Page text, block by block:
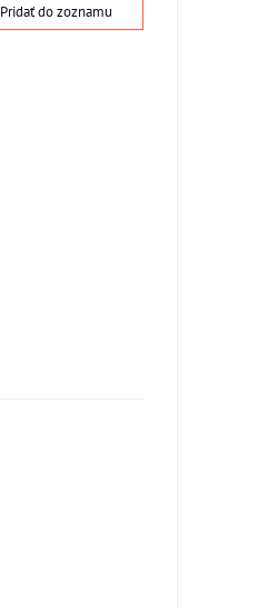
Pridať do zoznamu